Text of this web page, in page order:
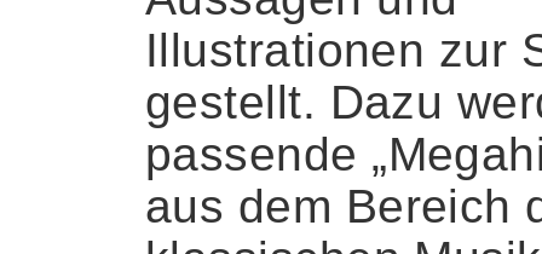
Illustrationen zur
gestellt. Dazu
passende
aus dem Bereich